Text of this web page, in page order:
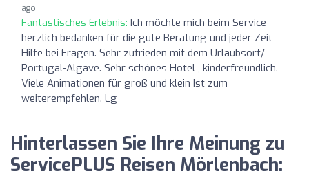
ago
Fantastisches Erlebnis: Ich möchte mich beim Service
herzlich bedanken für die gute Beratung und jeder Zeit
Hilfe bei Fragen. Sehr zufrieden mit dem Urlaubsort/
Portugal-Algave. Sehr schönes Hotel , kinderfreundlich.
Viele Animationen für groß und klein Ist zum
weiterempfehlen. Lg
Hinterlassen Sie Ihre Meinung zu
ServicePLUS Reisen Mörlenbach: